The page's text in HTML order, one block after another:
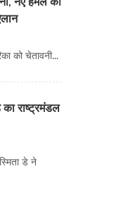
को चेतावनी...
राष्ट्रमंडल
डे ने